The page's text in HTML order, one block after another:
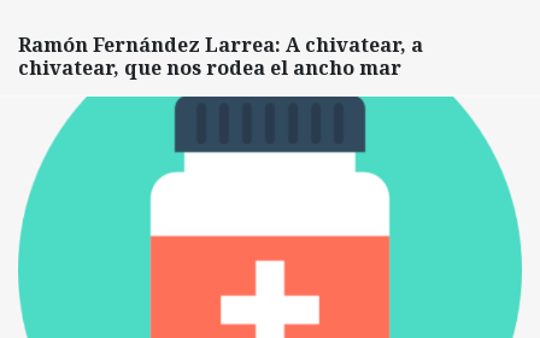
Ramón Fernández Larrea: A chivatear, a
chivatear, que nos rodea el ancho mar